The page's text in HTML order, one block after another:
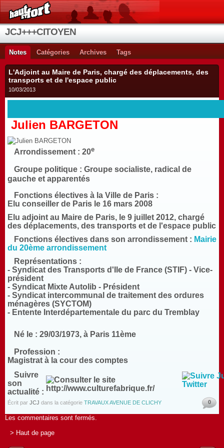
JCJ+++CITOYEN
Notes Catégories Archives Tags
L'Adjoint au Maire de Paris, chargé des déplacements, des
transports et de l'espace public
10/03/2013
Julien BARGETON
Arrondissement : 20e
Groupe politique : Groupe socialiste, radical de
gauche et apparentés
Fonctions électives à la Ville de Paris :
Elu conseiller de Paris le 16 mars 2008
Elu adjoint au Maire de Paris, le 9 juillet 2012, chargé
des déplacements, des transports et de l'espace public
Fonctions électives dans son arrondissement : Mairie
du 20ème arrondissement
Représentations :
- Syndicat des Transports d'Ile de France (STIF) - Vice-
président
- Syndicat Mixte Autolib - Président
- Syndicat intercommunal de traitement des ordures
ménagères (SYCTOM)
- Entente Interdépartementale du parc du Tremblay
Né le : 29/03/1973, à Paris 11ème
Profession :
Magistrat à la cour des comptes
Suivre
son
actualité :
Écrit par JCJ dans la catégorie TRAVAUX AVENUE DE CLICHY 0
Les commentaires sont fermés.
> Haut de page